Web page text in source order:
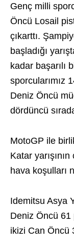
Genç milli
Öncü Losail
çıkarttı.
başladığı
kadar başarılı
sporcularımız
Deniz Öncü
dördüncü
MotoGP ile
Katar
hava koşulları
Idemitsu Asya
Deniz Öncü
ikizi Can Öncü